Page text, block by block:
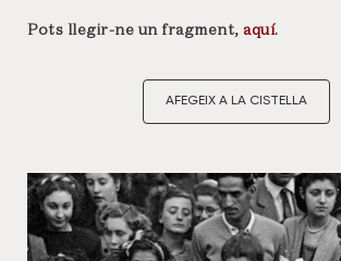
Pots llegir-ne un fragment, aquí.
AFEGEIX A LA CISTELLA